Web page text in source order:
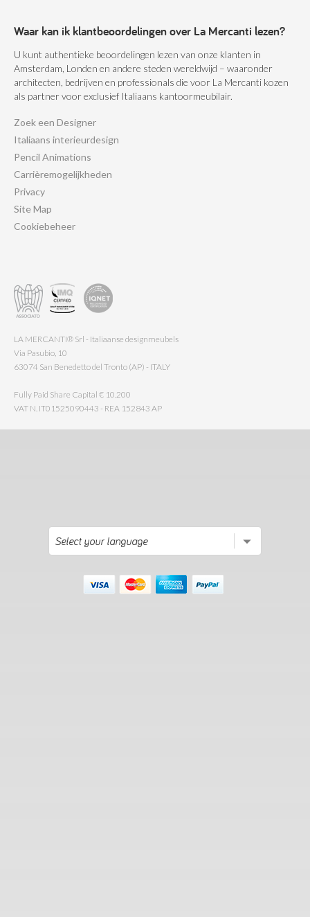
Waar kan ik klantbeoordelingen over La Mercanti lezen?
U kunt authentieke beoordelingen lezen van onze klanten in
Amsterdam, Londen en andere steden wereldwijd – waaronder
architecten, bedrijven en professionals die voor La Mercanti kozen
als partner voor exclusief Italiaans kantoormeubilair.
Zoek een Designer
Italiaans interieurdesign
Pencil Animations
Carrièremogelijkheden
Privacy
Site Map
Cookiebeheer
LA MERCANTI® Srl - Italiaanse designmeubels
Via Pasubio, 10
63074 San Benedetto del Tronto (AP) - ITALY
Fully Paid Share Capital € 10.200
VAT N. IT01525090443 - REA 152843 AP